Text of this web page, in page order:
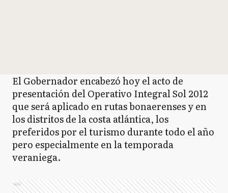
El Gobernador encabezó hoy el acto de
presentación del Operativo Integral Sol 2012
que será aplicado en rutas bonaerenses y en
los distritos de la costa atlántica, los
preferidos por el turismo durante todo el año
pero especialmente en la temporada
veraniega.
Ads